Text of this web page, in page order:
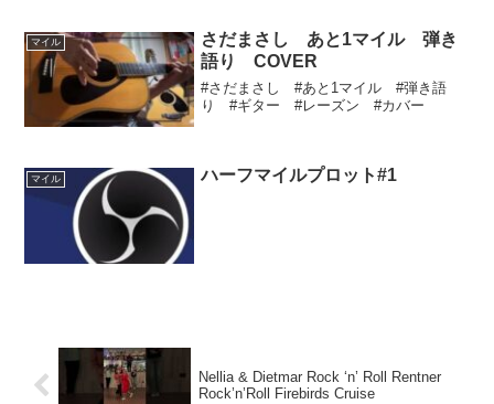
❀❀❀❀【大人のアソビバ】 年間スケ...
マイル
さだまさし あと1マイル 弾き
語り COVER
#さだまさし #あと1マイル #弾き語
り #ギター #レーズン #カバー
マイル ハーフマイルプロット#1
Nellia & Dietmar Rock ‘n’ Roll Rentner
Rock’n’Roll Firebirds Cruise